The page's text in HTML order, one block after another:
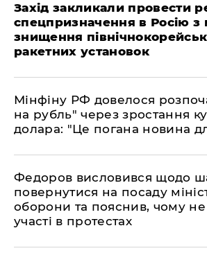
​Захід закликали провести
спецпризначення в Росію з
знищення
ракетних установок
​Мінфіну РФ довелося
на рубль" через зростання
долара: "Це погана новина
​Федоров висловився щодо
повернутися на посаду
оборони та пояснив, чому
участі в протестах